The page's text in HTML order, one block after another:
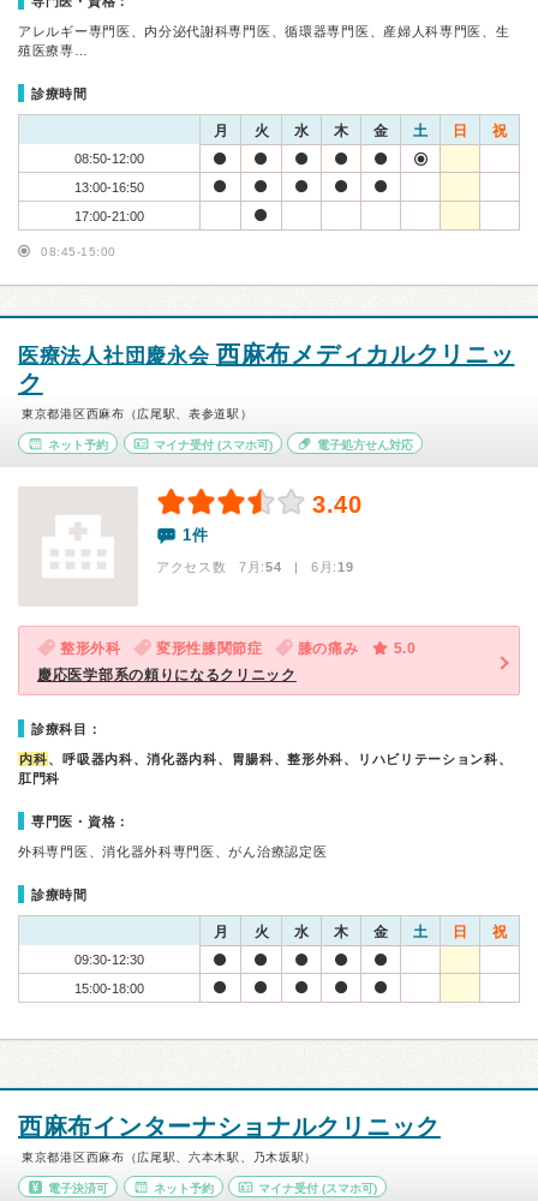
アレルギー専門医、内分泌代謝科専門医、循環器専門医、産婦人科専門医、生
殖医療専…
診療時間
月 火 水 木 金 土 日 祝
08:50-12:00
13:00-16:50
17:00-21:00
08:45-15:00
医療法人社団慶永会 西麻布メディカルクリニッ
ク
東京都港区西麻布（広尾駅、表参道駅）
ネット予約 マイナ受付(スマホ可) 電子処方せん対応
3.40
1件
アクセス数 7月:54 | 6月:19
整形外科 変形性膝関節症 膝の痛み
5.0
慶応医学部系の頼りになるクリニック
診療科目：
内科、呼吸器内科、消化器内科、胃腸科、整形外科、リハビリテーション科、
肛門科
専門医・資格：
外科専門医、消化器外科専門医、がん治療認定医
診療時間
月 火 水 木 金 土 日 祝
09:30-12:30
15:00-18:00
西麻布インターナショナルクリニック
東京都港区西麻布（広尾駅、六本木駅、乃木坂駅）
電子決済可 ネット予約 マイナ受付 (スマホ可)